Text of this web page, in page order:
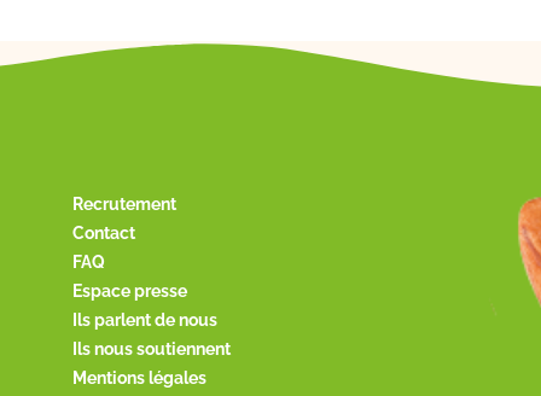
Recrutement
Contact
FAQ
Espace presse
Ils parlent de nous
Ils nous soutiennent
Mentions légales